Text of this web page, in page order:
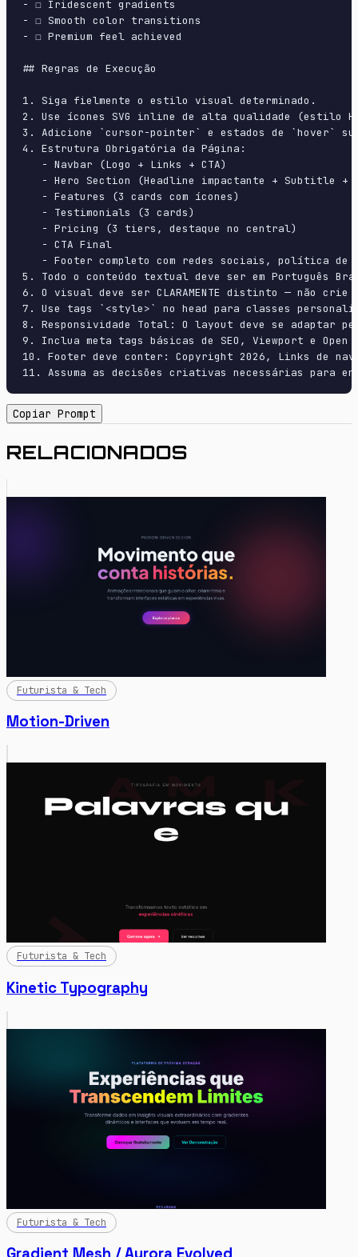
- ☐ Iridescent gradients
- ☐ Smooth color transitions
- ☐ Premium feel achieved
## Regras de Execução
1. Siga fielmente o estilo visual determinado.
2. Use ícones SVG inline de alta qualidade (estilo
3. Adicione `cursor-pointer` e estados de `hover`
4. Estrutura Obrigatória da Página:
   - Navbar (Logo + Links + CTA)
- Hero Section (Headline impactante + Subtitle +
   - Features (3 cards com ícones)
   - Testimonials (3 cards)
   - Pricing (3 tiers, destaque no central)
   - CTA Final
- Footer completo com redes sociais, política
5. Todo o conteúdo textual deve ser em Português
6. O visual deve ser CLARAMENTE distinto — não
7. Use tags `<style>` no head para classes
8. Responsividade Total: O layout deve se adaptar
9. Inclua meta tags básicas de SEO, Viewport e Open
10. Footer deve conter: Copyright 2026, Links de
11. Assuma as decisões criativas necessárias para
Copiar Prompt
RELACIONADOS
Futurista & Tech
Motion-Driven
Futurista & Tech
Kinetic Typography
Futurista & Tech